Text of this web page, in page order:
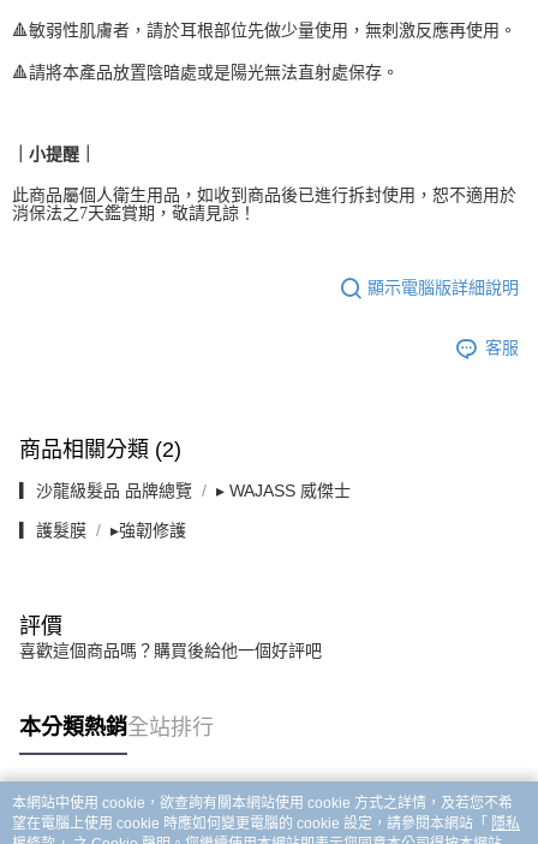
🔺敏弱性肌膚者，請於耳根部位先做少量使用，無刺激反應再使用。
🔺請將本產品放置陰暗處或是陽光無法直射處保存。
｜小提醒｜
此商品屬個人衛生用品，如收到商品後已進行拆封使用，恕不適用於
消保法之7天鑑賞期，敬請見諒！
顯示電腦版詳細說明
客服
商品相關分類 (2)
▎沙龍級髮品 品牌總覽 ▸ WAJASS 威傑士
▎護髮膜 ▸強韌修護
評價
喜歡這個商品嗎？購買後給他一個好評吧
本分類熱銷全站排行
熱門標籤
本網站中使用 cookie，欲查詢有關本網站使用 cookie 方式之詳情，及若您不希
望在電腦上使用 cookie 時應如何變更電腦的 cookie 設定，請參閱本網站「 隱私